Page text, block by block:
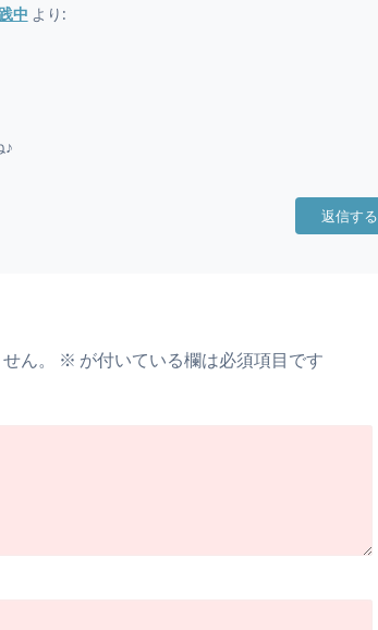
中 より:
♪
返信する
ん。 ※ が付いている欄は必須項目です